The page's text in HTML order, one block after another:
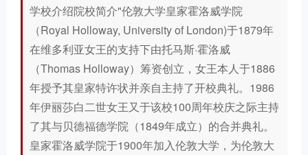
学校介绍院校简介"伦敦大学皇家霍洛威学院
（Royal Holloway, University of London)于1879年
在维多利亚女王的支持下由托马斯·霍洛威
（Thomas Holloway）筹资创立，女王本人于1886
年授予其皇家特许状并亲自主持了开校典礼。1986
年伊丽莎白二世女王又于该校100周年校庆之际主持
了其与贝德福德学院（1849年成立）的合并典礼。
皇家霍洛威学院于1900年加入伦敦大学，为伦敦大